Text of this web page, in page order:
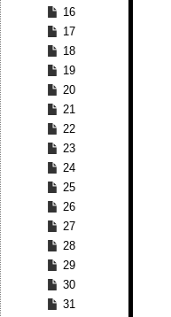
16
17
18
19
20
21
22
23
24
25
26
27
28
29
30
31